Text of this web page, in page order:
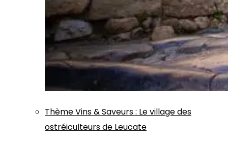
ThèmeVins & Saveurs: Le village des
ostréiculteurs de Leucate